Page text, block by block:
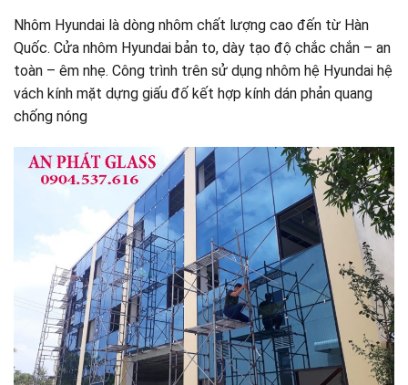
Nhôm Hyundai là dòng nhôm chất lượng cao đến từ Hàn
Quốc. Cửa nhôm Hyundai bản to, dày tạo độ chắc chắn – an
toàn – êm nhẹ. Công trình trên sử dụng nhôm hệ Hyundai hệ
vách kính mặt dựng giấu đố kết hợp kính dán phản quang
chống nóng